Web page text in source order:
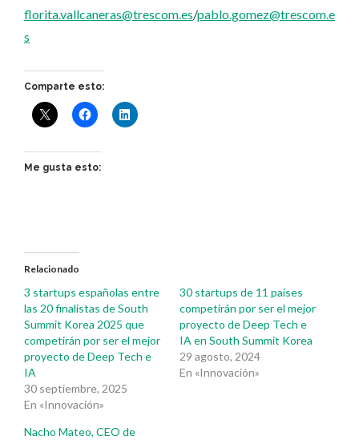
florita.vallcaneras@trescom.es/pablo.gomez@trescom.e
s
Comparte esto:
Me gusta esto:
Relacionado
3 startups españolas entre
las 20 finalistas de South
Summit Korea 2025 que
competirán por ser el mejor
proyecto de Deep Tech e
IA
30 septiembre, 2025
En «Innovación»
30 startups de 11 países
competirán por ser el mejor
proyecto de Deep Tech e
IA en South Summit Korea
29 agosto, 2024
En «Innovación»
Nacho Mateo, CEO de